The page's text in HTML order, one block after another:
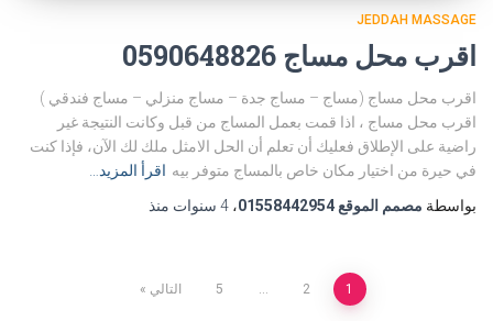
JEDDAH MASSAGE
اقرب محل مساج 0590648826
اقرب محل مساج (مساج – مساج جدة – مساج منزلي – مساج فندقي )
اقرب محل مساج ، اذا قمت بعمل المساج من قبل وكانت النتيجة غير
راضية على الإطلاق فعليك أن تعلم أن الحل الامثل ملك لك الآن، فإذا كنت
في حيرة من اختيار مكان خاص بالمساج متوفر بيه اقرأ المزيد…
بواسطة مصمم الموقع 01558442954 ، 4 سنوات منذ
1
2
…
5 التالي